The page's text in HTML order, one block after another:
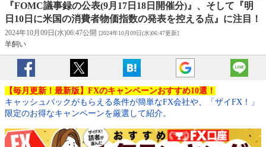
『FOMC議事録の公表(9月17日18日開催分)』、そして『明
日10日に米国の消費者物価指数の発表を控える点』に注目！
2024年10月09日(水)06:47公開 [2024年10月09日(水)06:47更新]
羊飼い
【毎月更新！最新版】FXのキャンペーンおすすめ10選！
キャッシュバックがもらえる条件が簡単なFX会社や、「ザイFX！」
限定のお得なキャンペーンを厳選して紹介。